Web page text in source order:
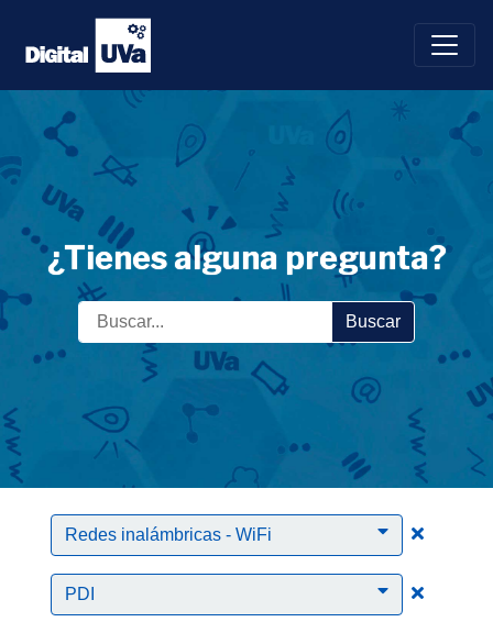
Saltar
contenido
¿Tienes alguna pregunta?
Buscar
Redes inalámbricas - WiFi Clic
PDI Clic